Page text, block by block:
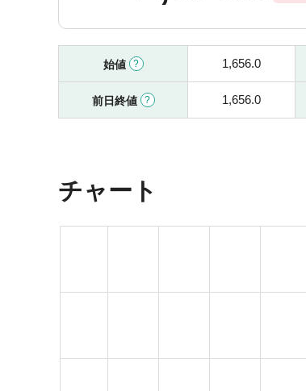
始値 1,656.0
前日終値 1,656.0
チャート